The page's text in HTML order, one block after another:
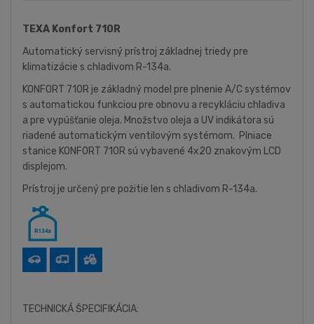
TEXA Konfort 710R
Automatický servisný prístroj základnej triedy pre
klimatizácie s chladivom R-134a.
KONFORT 710R je základný model pre plnenie A/C systémov
s automatickou funkciou pre obnovu a recykláciu chladiva
a pre vypúšťanie oleja. Množstvo oleja a UV indikátora sú
riadené automatickým ventilovým systémom. Plniace
stanice KONFORT 710R sú vybavené 4x20 znakovým LCD
displejom.
Prístroj je určený pre požitie len s chladivom R-134a.
TECHNICKÁ ŠPECIFIKÁCIA: